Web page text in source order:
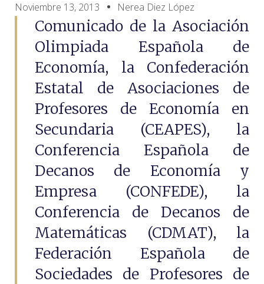
Noviembre 13, 2013 Nerea Diez López
Comunicado de la Asociación
Olimpiada Española de
Economía, la Confederación
Estatal de Asociaciones de
Profesores de Economía en
Secundaria (CEAPES), la
Conferencia Española de
Decanos de Economía y
Empresa (CONFEDE), la
Conferencia de Decanos de
Matemáticas (CDMAT), la
Federación Española de
Sociedades de Profesores de